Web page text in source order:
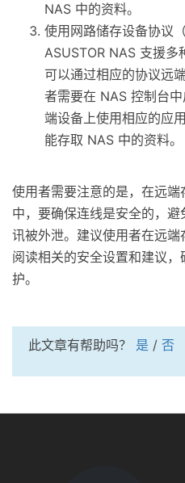
NAS 中的资料。
使用网路储存设备协议
ASUSTOR NAS 支援多
可以通过相应的协议远
者需要在 NAS 控制台
端设备上使用相应的应
能存取 NAS 中的资料。
使用者需要注意的是，在远
中，要确保连线是安全的，
讯被外泄。建议使用者在远
阅读相关的安全设置和建议
护。
此文章有帮助吗？ 是 / 否